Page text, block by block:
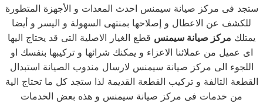
ستجد فى مركز صيانة سيمنس احدث المعدات و الأجهزة المتطورة
للكشف عن الاعطال و إصلاحها بمنتهى السهولة و اليسر و أيضا
يمتلك مركز صيانة سيمنس قطع الغيار الاصلية التى قد يحتاج اليها
اى عميل من عملائنا الاعزاء و يمكنك شرائها و تركيبها بنفسك او
اللجوء الى مركز صيانة سيمنس لارسال مندوب الصيانة استبدال
القطعة التالفة و تركيب القطعة القديمة لذا ستجد كل ما تحتاج الية
من خدمات فى مركز صيانة سيمنس و هذه بعض الخدمات